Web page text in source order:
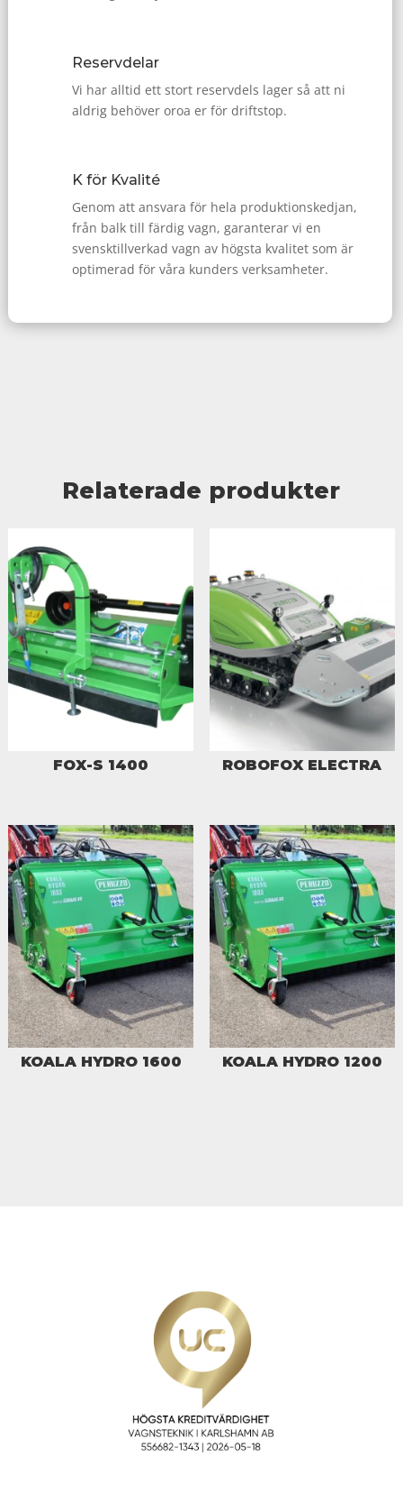
Reservdelar
Vi har alltid ett stort reservdels lager så att ni
aldrig behöver oroa er för driftstop.
K för Kvalité
Genom att ansvara för hela produktionskedjan,
från balk till färdig vagn, garanterar vi en
svensktillverkad vagn av högsta kvalitet som är
optimerad för våra kunders verksamheter.
Relaterade produkter
FOX-S 1400 ROBOFOX ELECTRA
KOALA HYDRO 1600 KOALA HYDRO 1200